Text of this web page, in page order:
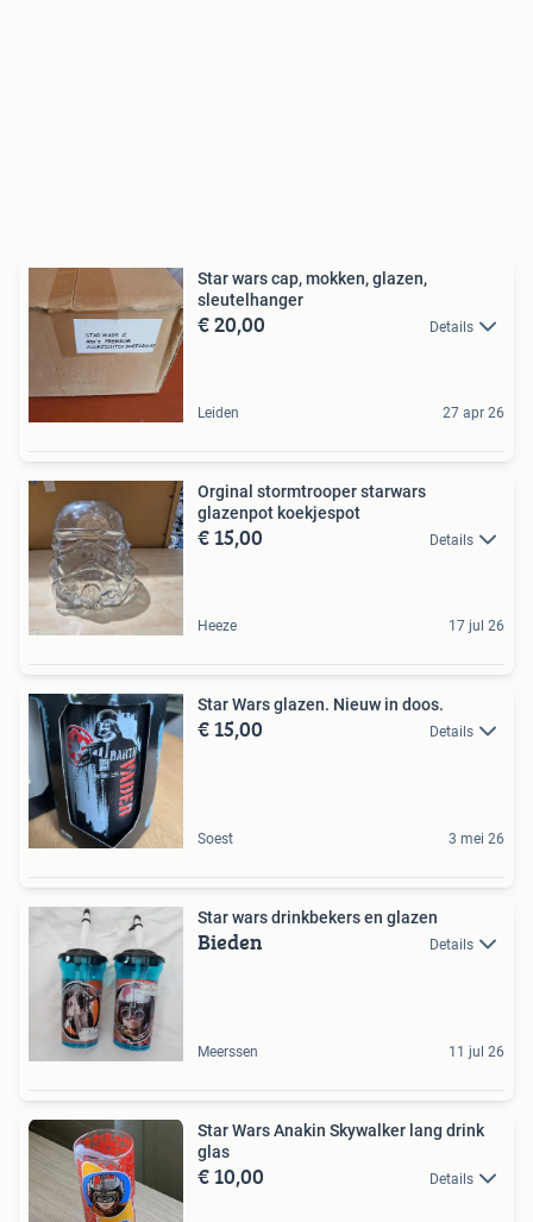
Star wars cap, mokken, glazen,
sleutelhanger
€ 20,00 Details
Leiden 27 apr 26
Orginal stormtrooper starwars
glazenpot koekjespot
€ 15,00 Details
Heeze 17 jul 26
Star Wars glazen. Nieuw in doos.
€ 15,00 Details
Soest 3 mei 26
Star wars drinkbekers en glazen
Bieden Details
Meerssen 11 jul 26
Star Wars Anakin Skywalker lang drink
glas
€ 10,00 Details